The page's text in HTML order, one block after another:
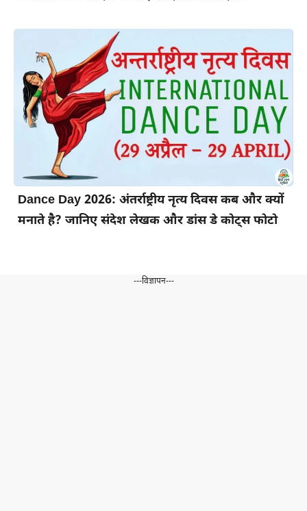
Dance Day 2026: अंतर्राष्ट्रीय नृत्य दिवस कब और क्यों
मनाते है? जानिए संदेश लेखक और डांस डे कोट्स फोटो
---विज्ञापन---